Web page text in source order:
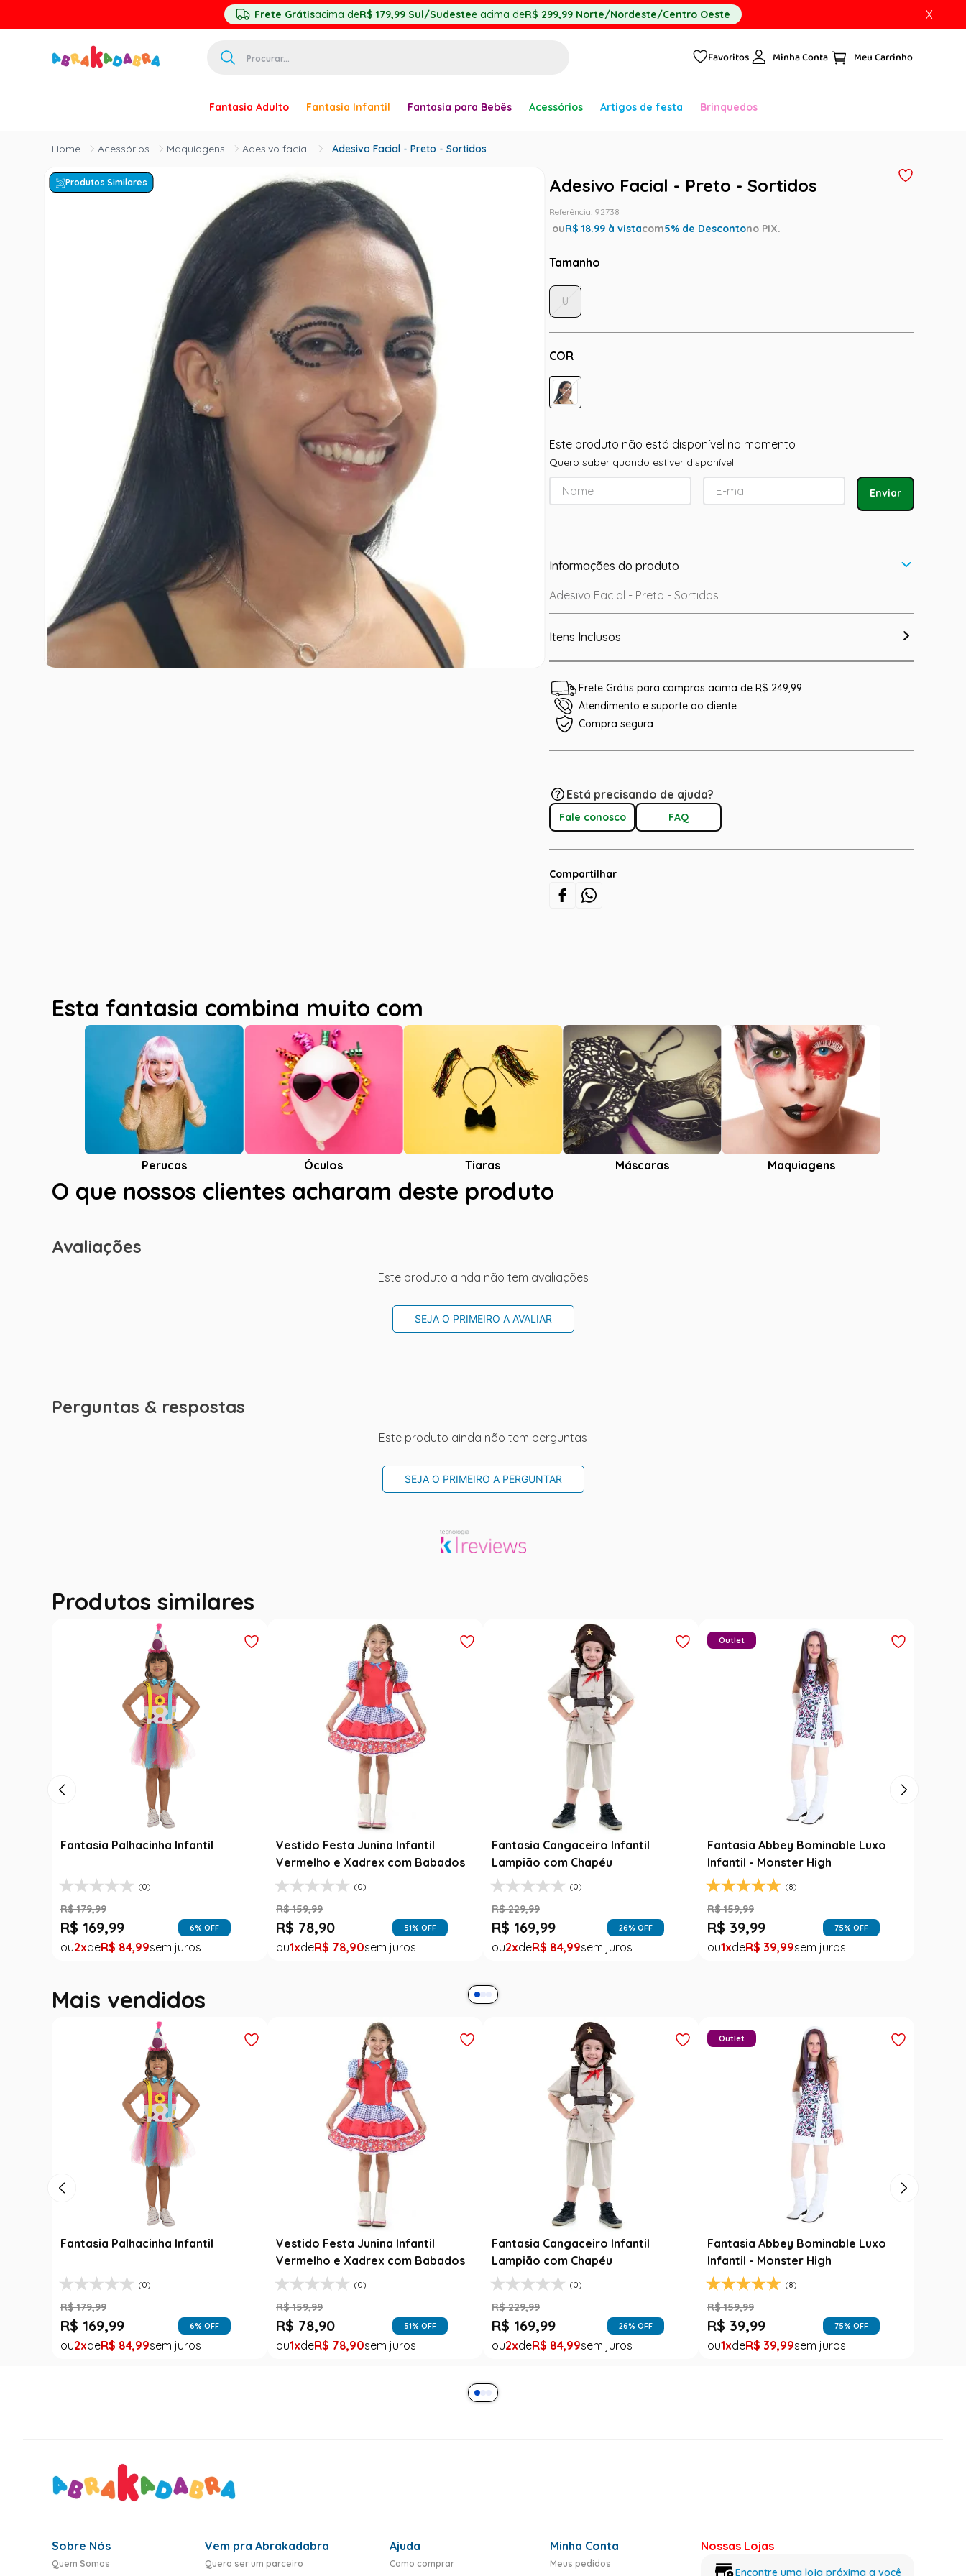
Frete Grátisacima deR$ 179,99 Sul/Sudestee acima deR$ 299,99 Norte/Nordeste/Centro Oeste X
Favoritos Minha Conta
Fantasia Adulto Fantasia Infantil Fantasia para Bebês Acessórios Artigos de festa Brinquedos
Acessórios Maquiagens Adesivo facial Adesivo Facial - Preto - Sortidos
Produtos Similares Adesivo Facial - Preto - Sortidos
Referência: 92738
ouR$18.99 à vistacom5% de Descontono PIX.
Tamanho
COR
U
Este produto não está disponível no momento
Quero saber quando estiver disponível
Enviar
Informações do produto
Adesivo Facial - Preto - Sortidos
Itens Inclusos
Frete Grátis para compras acima de R$ 249,99
Atendimento e suporte ao cliente
Compra segura
Está precisando de ajuda?
Fale conosco FAQ
Compartilhar
Esta fantasia combina muito com
Perucas Óculos Tiaras Máscaras Maquiagens
O que nossos clientes acharam deste produto
Avaliações
Este produto ainda não tem avaliações
SEJA O PRIMEIRO A AVALIAR
Perguntas & respostas
Este produto ainda não tem perguntas
SEJA O PRIMEIRO A PERGUNTAR
Produtos similares
Fantasia Palhacinha Infantil
(0)
R$ 179,99
R$ 169,99 6% OFF
2 R$ 84,99
Vestido Festa Junina Infantil
Vermelho e Xadrex com Babados
(0)
R$ 159,99
R$ 78,90 51% OFF
1 R$ 78,90
Fantasia Cangaceiro Infantil
Lampião com Chapéu
(0)
R$ 229,99
R$ 169,99 26% OFF
2 R$ 84,99
Fantasia Abbey Bominable Luxo
Infantil - Monster High
(8)
Outlet
R$ 159,99
R$ 39,99 75% OFF
1 R$ 39,99
Mais vendidos
Fantasia Palhacinha Infantil
(0)
R$ 179,99
R$ 169,99 6% OFF
2 R$ 84,99
Vestido Festa Junina Infantil
Vermelho e Xadrex com Babados
(0)
R$ 159,99
R$ 78,90 51% OFF
1 R$ 78,90
Fantasia Cangaceiro Infantil
Lampião com Chapéu
(0)
R$ 229,99
R$ 169,99 26% OFF
2 R$ 84,99
Fantasia Abbey Bominable Luxo
Infantil - Monster High
(8)
Outlet
R$ 159,99
R$ 39,99 75% OFF
1 R$ 39,99
Sobre Nós
Quem Somos
Vem pra Abrakadabra
Quero ser um parceiro
Ajuda
Como comprar
Minha Conta
Meus pedidos
Nossas Lojas
Encontre uma loja próxima a você
princesa
4º
palhaço
5 º
paquita
º
8º
9
branca neve
toy story